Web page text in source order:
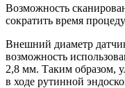
Возможность
сократить время
Внешний диаметр
возможность
2,8 мм. Таким образом,
в ходе рутинной